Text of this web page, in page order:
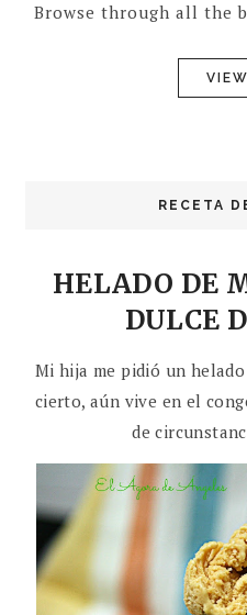
Browse through all the
RECETA
HELADO DE
DULCE
Mi hija me pidió un
cierto, aún vive en el
de